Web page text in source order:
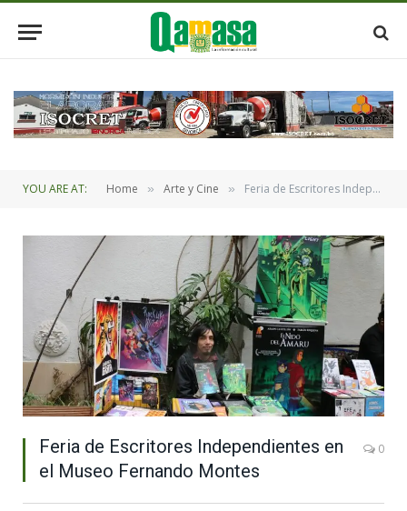
YOU ARE AT: Home » Arte y Cine » Feria de Escritores Independientes en el Museo Fernando Montes
Feria de Escritores Independientes en
el Museo Fernando Montes
0